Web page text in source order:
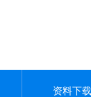
资料下